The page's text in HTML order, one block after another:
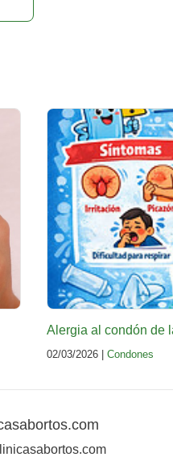
Alergia al condón de
02/03/2026 | Condones